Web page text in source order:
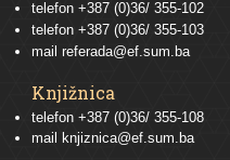
telefon +387 (0)36/ 355-102
telefon +387 (0)36/ 355-103
mail referada@ef.sum.ba
Knjižnica
telefon +387 (0)36/ 355-108
mail
knjiznica@ef.sum.ba